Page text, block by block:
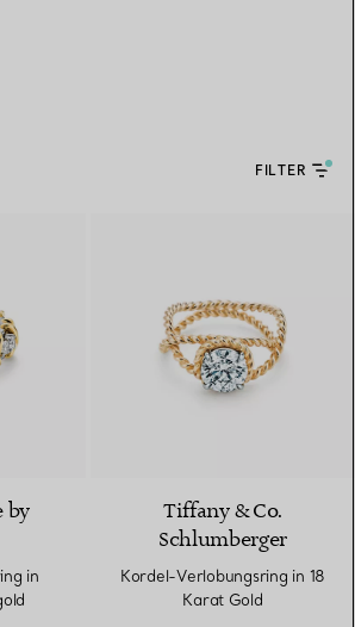
FILTER
by
in
Tiffany & Co.
Schlumberger
Kordel-Verlobungsring in 18
Karat Gold